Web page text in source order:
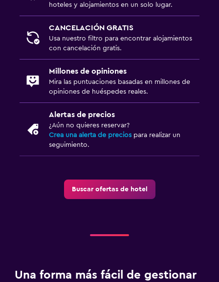
hoteles y alojamientos en un solo lugar.
CANCELACIÓN GRATIS
Usa nuestro filtro para encontrar alojamientos
con cancelación gratis.
Millones de opiniones
Mira las puntuaciones basadas en millones de
opiniones de huéspedes reales.
Alertas de precios
¿Aún no quieres reservar?
Crea una alerta de precios para realizar un
seguimiento.
Buscar ofertas de hotel
Una forma más fácil de gestionar